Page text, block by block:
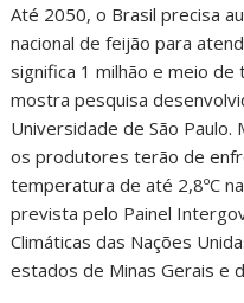
Até 2050, o Brasil precisa
nacional de feijão para
significa 1 milhão e meio de
mostra pesquisa
Universidade de São
os produtores terão de
temperatura de até 2,8ºC
prevista pelo Painel
Climáticas das Nações
estados de Minas Gerais e